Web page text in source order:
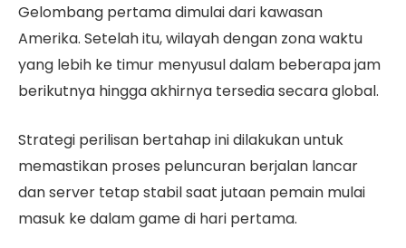
Gelombang pertama dimulai dari kawasan
Amerika. Setelah itu, wilayah dengan zona waktu
yang lebih ke timur menyusul dalam beberapa jam
berikutnya hingga akhirnya tersedia secara global.
Strategi perilisan bertahap ini dilakukan untuk
memastikan proses peluncuran berjalan lancar
dan server tetap stabil saat jutaan pemain mulai
masuk ke dalam game di hari pertama.